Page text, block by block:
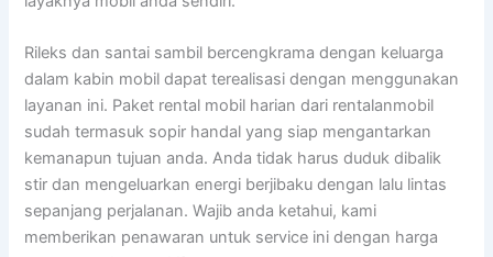
Rileks dan santai sambil bercengkrama dengan keluarga
dalam kabin mobil dapat terealisasi dengan menggunakan
layanan ini. Paket rental mobil harian dari rentalanmobil
sudah termasuk sopir handal yang siap mengantarkan
kemanapun tujuan anda. Anda tidak harus duduk dibalik
stir dan mengeluarkan energi berjibaku dengan lalu lintas
sepanjang perjalanan. Wajib anda ketahui, kami
memberikan penawaran untuk service ini dengan harga